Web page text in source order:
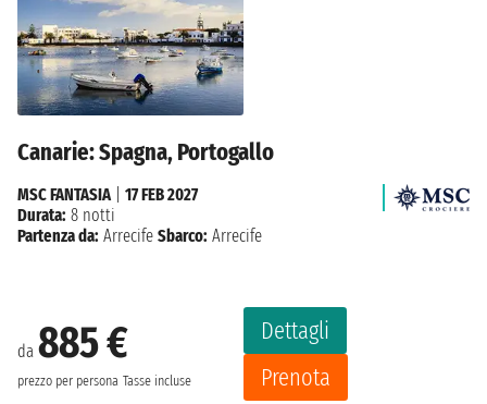
Canarie: Spagna, Portogallo
da 885 €
prezzo per persona Tasse incluse
Dettagli
Prenota
MSC FANTASIA| 17 FEB 2027
Durata: 8 notti
Partenza da: Arrecife Sbarco: Arrecife